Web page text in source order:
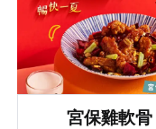
宮保雞軟骨